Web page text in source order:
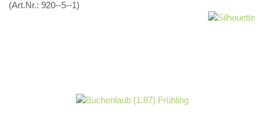
(Art.Nr.: 920--5--1)